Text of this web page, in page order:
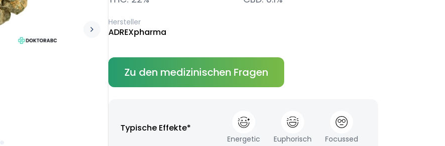
Hersteller
ADREXpharma
Zu den medizinischen Fragen
Typische Effekte*
Energetic Euphorisch Focussed